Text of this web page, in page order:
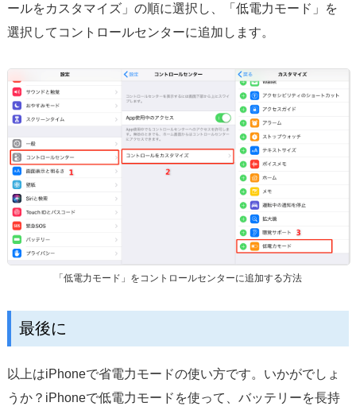
ールをカスタマイズ」の順に選択し、「低電力モード」を
選択してコントロールセンターに追加します。
「低電力モード」をコントロールセンターに追加する方法
最後に
以上はiPhoneで省電力モードの使い方です。いかがでしょ
うか？iPhoneで低電力モードを使って、バッテリーを長持